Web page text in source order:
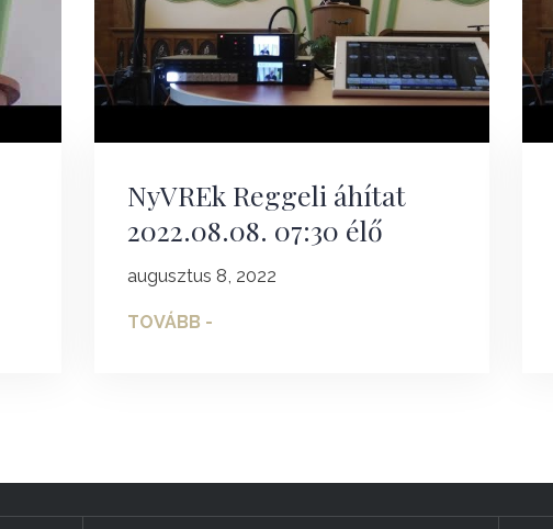
NyVREk Reggeli áhítat
2022.08.08. 07:30 élő
augusztus 8, 2022
TOVÁBB -